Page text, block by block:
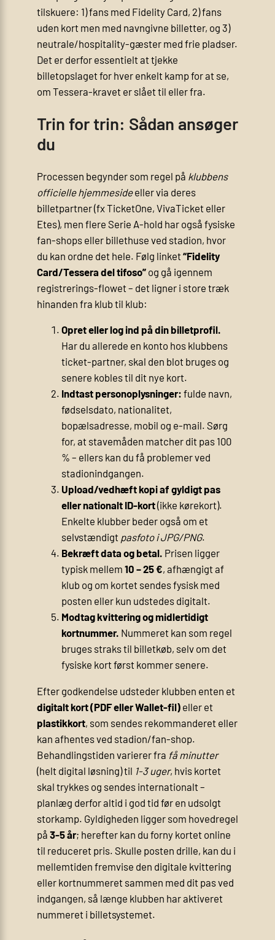
tilskuere: 1) fans med Fidelity Card, 2) fans
uden kort men med navngivne billetter, og 3)
neutrale/hospitality-gæster med frie pladser.
Det er derfor essentielt at tjekke
billetopslaget for hver enkelt kamp for at se,
om Tessera-kravet er slået til eller fra.
Trin for trin: Sådan ansøger
du
Processen begynder som regel på klubbens
officielle hjemmesideeller via deres
billetpartner (fx TicketOne, VivaTicket eller
Etes), men flere Serie A-hold har også fysiske
fan-shops eller billethuse ved stadion, hvor
du kan ordne det hele. Følg linket“Fidelity
Card/Tessera del tifoso”og gå igennem
registrerings-flowet – det ligner i store træk
hinanden fra klub til klub:
Opret eller log ind på din billetprofil.
Har du allerede en konto hos klubbens
ticket-partner, skal den blot bruges og
senere kobles til dit nye kort.
Indtast personoplysninger: fulde navn,
fødselsdato, nationalitet,
bopælsadresse, mobil og e-mail. Sørg
for, at stavemåden matcher dit pas 100
% – ellers kan du få problemer ved
stadionindgangen.
Upload/vedhæft kopi af gyldigt pas
eller nationalt ID-kort(ikke kørekort).
Enkelte klubber beder også om et
selvstændigt pasfoto i JPG/PNG.
Bekræft data og betal. Prisen ligger
typisk mellem 10 – 25 €, afhængigt af
klub og om kortet sendes fysisk med
posten eller kun udstedes digitalt.
Modtag kvittering og midlertidigt
kortnummer. Nummeret kan som regel
bruges straks til billetkøb, selv om det
fysiske kort først kommer senere.
Efter godkendelse udsteder klubben enten et
digitalt kort (PDF eller Wallet-fil)eller et
plastikkort, som sendes rekommanderet eller
kan afhentes ved stadion/fan-shop.
Behandlingstiden varierer fra få minutter
(helt digital løsning) til 1-3 uger, hvis kortet
skal trykkes og sendes internationalt –
planlæg derfor altid i god tid før en udsolgt
storkamp. Gyldigheden ligger som hovedregel
på 3-5 år; herefter kan du forny kortet online
til reduceret pris. Skulle posten drille, kan du i
mellemtiden fremvise den digitale kvittering
eller kortnummeret sammen med dit pas ved
indgangen, så længe klubben har aktiveret
nummeret i billetsystemet.